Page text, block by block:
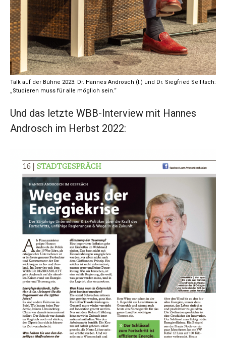
Talk auf der Bühne 2023: Dr. Hannes Androsch (l.) und Dr. Siegfried Sellitsch:
„Studieren muss für alle möglich sein.“
Und das letzte WBB-Interview mit Hannes
Androsch im Herbst 2022: